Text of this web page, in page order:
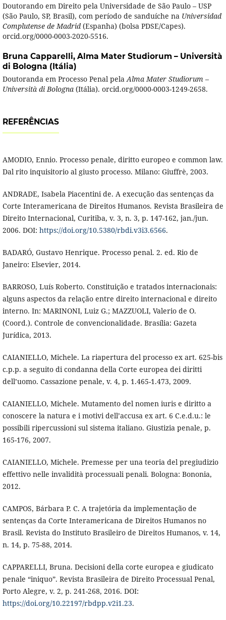
Doutorando em Direito pela Universidade de São Paulo – USP
(São Paulo, SP, Brasil), com período de sanduíche na Universidad
Complutense de Madrid(Espanha) (bolsa PDSE/Capes).
orcid.org/0000-0003-2020-5516.
Bruna Capparelli, Alma Mater Studiorum – Università
di Bologna (Itália)
Doutoranda em Processo Penal pela Alma Mater Studiorum –
Università di Bologna(Itália). orcid.org/0000-0003-1249-2658.
REFERÊNCIAS
AMODIO, Ennio. Processo penale, diritto europeo e common law.
Dal rito inquisitorio al giusto processo. Milano: Giuffrè, 2003.
ANDRADE, Isabela Piacentini de. A execução das sentenças da
Corte Interamericana de Direitos Humanos. Revista Brasileira de
Direito Internacional, Curitiba, v. 3, n. 3, p. 147-162, jan./jun.
2006. DOI: https://doi.org/10.5380/rbdi.v3i3.6566.
BADARÓ, Gustavo Henrique. Processo penal. 2. ed. Rio de
Janeiro: Elsevier, 2014.
BARROSO, Luís Roberto. Constituição e tratados internacionais:
alguns aspectos da relação entre direito internacional e direito
interno. In: MARINONI, Luiz G.; MAZZUOLI, Valerio de O.
(Coord.). Controle de convencionalidade. Brasília: Gazeta
Jurídica, 2013.
CAIANIELLO, Michele. La riapertura del processo ex art. 625-bis
c.p.p. a seguito di condanna della Corte europea dei diritti
dell’uomo. Cassazione penale, v. 4, p. 1.465-1.473, 2009.
CAIANIELLO, Michele. Mutamento del nomen iuris e diritto a
conoscere la natura e i motivi dell’accusa ex art. 6 C.e.d.u.: le
possibili ripercussioni sul sistema italiano. Giustizia penale, p.
165-176, 2007.
CAIANIELLO, Michele. Premesse per una teoria del pregiudizio
effettivo nelle invalidità processuali penali. Bologna: Bononia,
2012.
CAMPOS, Bárbara P. C. A trajetória da implementação de
sentenças da Corte Interamericana de Direitos Humanos no
Brasil. Revista do Instituto Brasileiro de Direitos Humanos, v. 14,
n. 14, p. 75-88, 2014.
CAPPARELLI, Bruna. Decisioni della corte europea e giudicato
penale “iniquo”. Revista Brasileira de Direito Processual Penal,
Porto Alegre, v. 2, p. 241-268, 2016. DOI:
https://doi.org/10.22197/rbdpp.v2i1.23.